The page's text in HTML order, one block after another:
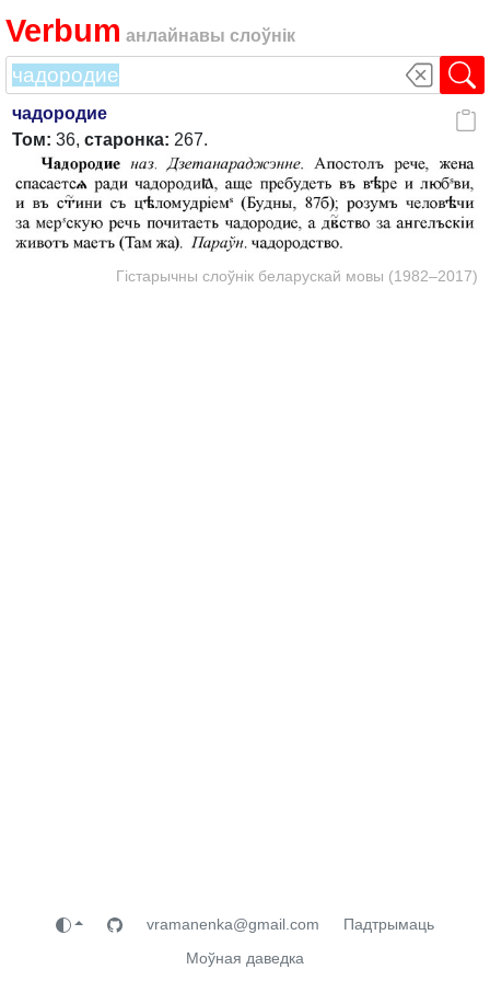
Verbum анлайнавы слоўнік
чадородие
Том: 36, старонка: 267.
Гістарычны слоўнік беларускай мовы (1982–2017)
vramanenka@gmail.com
Падтрымаць
Моўная даведка